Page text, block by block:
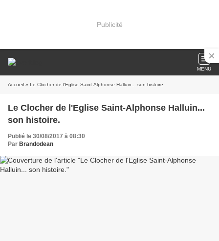
Publicité
MENU
Accueil » Le Clocher de l'Eglise Saint-Alphonse Halluin... son histoire.
Le Clocher de l'Eglise Saint-Alphonse Halluin...
son histoire.
Publié le 30/08/2017 à 08:30
Par Brandodean